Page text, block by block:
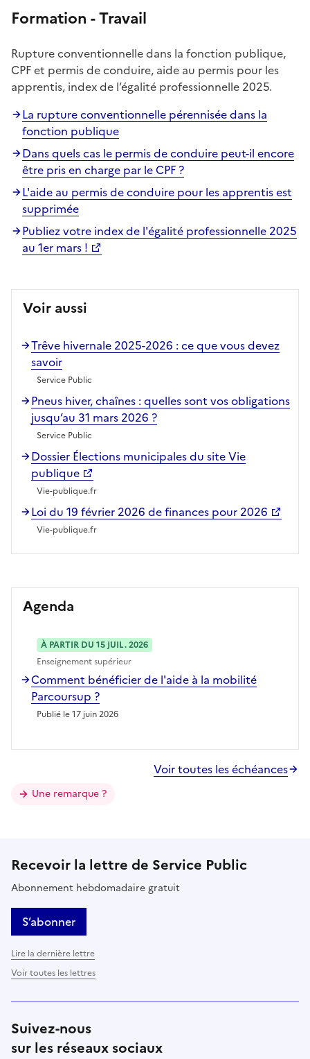
Formation - Travail
Rupture conventionnelle dans la fonction publique,
CPF et permis de conduire, aide au permis pour les
apprentis, index de l’égalité professionnelle 2025.
La rupture conventionnelle pérennisée dans la
fonction publique
Dans quels cas le permis de conduire peut-il encore
être pris en charge par le CPF ?
L'aide au permis de conduire pour les apprentis est
supprimée
Publiez votre index de l'égalité professionnelle 2025
au 1er mars !
Voir aussi
Trêve hivernale 2025-2026 : ce que vous devez
savoir
Service Public
Pneus hiver, chaînes : quelles sont vos obligations
jusqu’au 31 mars 2026 ?
Service Public
Dossier Élections municipales du site Vie
publique
Vie-publique.fr
Loi du 19 février 2026 de finances pour 2026
Vie-publique.fr
Agenda
À PARTIR DU 15 JUIL. 2026
Enseignement supérieur
Comment bénéficier de l'aide à la mobilité
Parcoursup ?
Publié le 17 juin 2026
Voir toutes les échéances
Une remarque ?
Recevoir la lettre de Service Public
Abonnement hebdomadaire gratuit
S’abonner
Lire la dernière lettre
Voir toutes les lettres
Suivez-nous
sur les réseaux sociaux